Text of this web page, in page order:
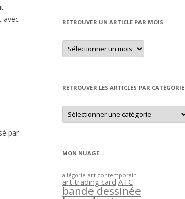
avec
par
RETROUVER UN ARTICLE PAR MOIS
Retrouver
un
article
RETROUVER LES ARTICLES PAR CATÉGORIE
Retrouver
les
articles
MON NUAGE…
allégorie art contemporain
art trading card ATC
bande dessinée